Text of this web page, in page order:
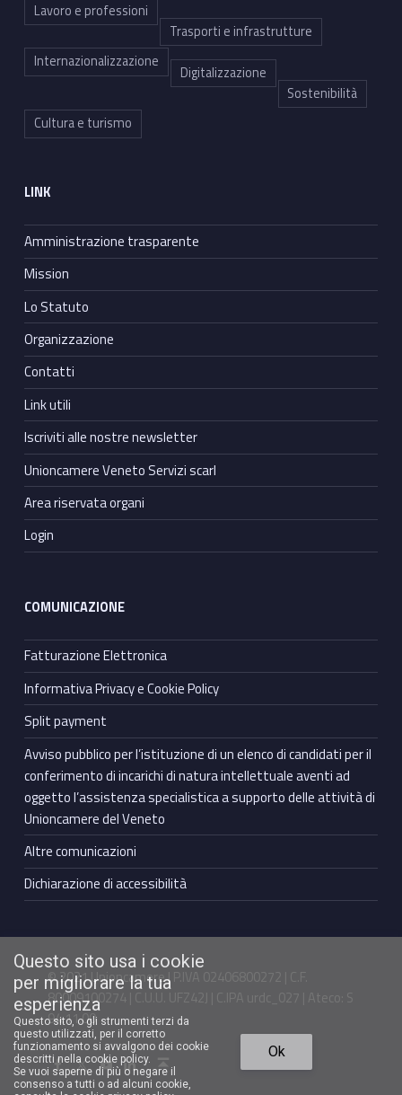
Lavoro e professioni
Trasporti e infrastrutture
Internazionalizzazione
Digitalizzazione
Sostenibilità
Cultura e turismo
LINK
Amministrazione trasparente
Mission
Lo Statuto
Organizzazione
Contatti
Link utili
Iscriviti alle nostre newsletter
Unioncamere Veneto Servizi scarl
Area riservata organi
Login
COMUNICAZIONE
Fatturazione Elettronica
Informativa Privacy e Cookie Policy
Split payment
Avviso pubblico per l’istituzione di un elenco di candidati per il
conferimento di incarichi di natura intellettuale aventi ad
oggetto l’assistenza specialistica a supporto delle attività di
Unioncamere del Veneto
Altre comunicazioni
Dichiarazione di accessibilità
© 2021 Unioncamere | P.IVA 02406800272 | C.F.
80009100274 | C.U.U. UFZ42J | C.IPA urdc_027 | Ateco: S
94.11.00
Facebook Unioncamere VenetoTwitter Unioncamere VenetoYoutube Unioncamere VenetoLinkedin Unioncamere Veneto Torna in cima ↑
Questo sito usa i cookie
per migliorare la tua
esperienza
Questo sito, o gli strumenti terzi da
questo utilizzati, per il corretto
funzionamento si avvalgono dei cookie
descritti nella cookie policy.
Se vuoi saperne di più o negare il
consenso a tutti o ad alcuni cookie,
Ok